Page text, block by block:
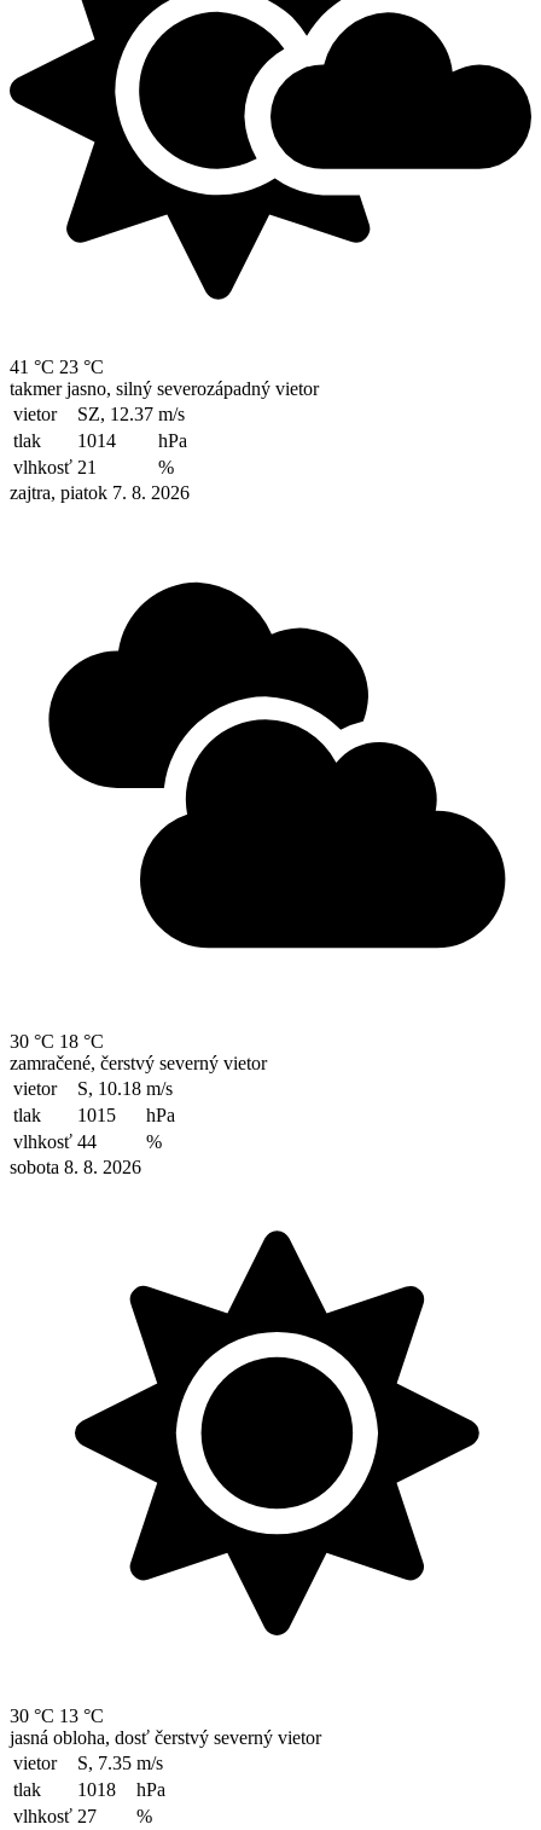
41 °C 23 °C
takmer jasno, silný severozápadný vietor
vietor
SZ, 12.37 m/s
tlak
1014
hPa
vlhkosť 21
%
zajtra, piatok 7. 8. 2026
30 °C 18 °C
zamračené, čerstvý severný vietor
vietor
S, 10.18 m/s
tlak
1015
hPa
vlhkosť 44
%
sobota 8. 8. 2026
30 °C 13 °C
jasná obloha, dosť čerstvý severný vietor
vietor
S, 7.35 m/s
tlak
1018
hPa
vlhkosť 27
%